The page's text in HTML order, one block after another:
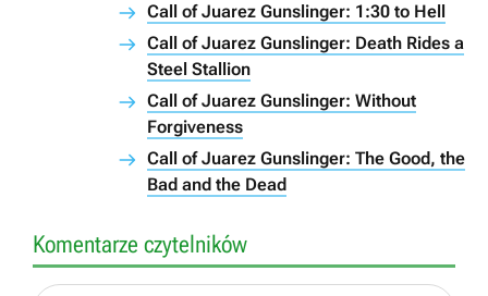
Call of Juarez Gunslinger: 1:30 to Hell
Call of Juarez Gunslinger: Death Rides a
Steel Stallion
Call of Juarez Gunslinger: Without
Forgiveness
Call of Juarez Gunslinger: The Good, the
Bad and the Dead
Komentarze czytelników